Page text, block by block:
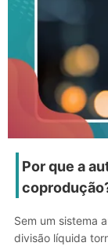
Por que a
Sem um sistema
divisão líquida